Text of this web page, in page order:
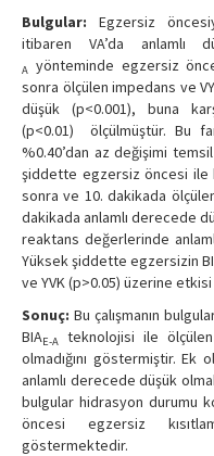
Bulgular: Egzersiz
itibaren VA’da anlamlı
A yönteminde egzersiz
sonra ölçülen impedans ve
düşük (p<0.001), buna
(p<0.01) ölçülmüştür. Bu
%0.40’dan az değişimi
şiddette egzersiz öncesi ile
sonra ve 10. dakikada
dakikada anlamlı derecede
reaktans değerlerinde
Yüksek şiddette egzersizin
ve YVK (p>0.05) üzerine etkisi
Sonuç: Bu çalışmanın
BIAE-A
teknolojisi ile
olmadığını göstermiştir. Ek
anlamlı derecede düşük
bulgular hidrasyon durumu
öncesi egzersiz
göstermektedir.